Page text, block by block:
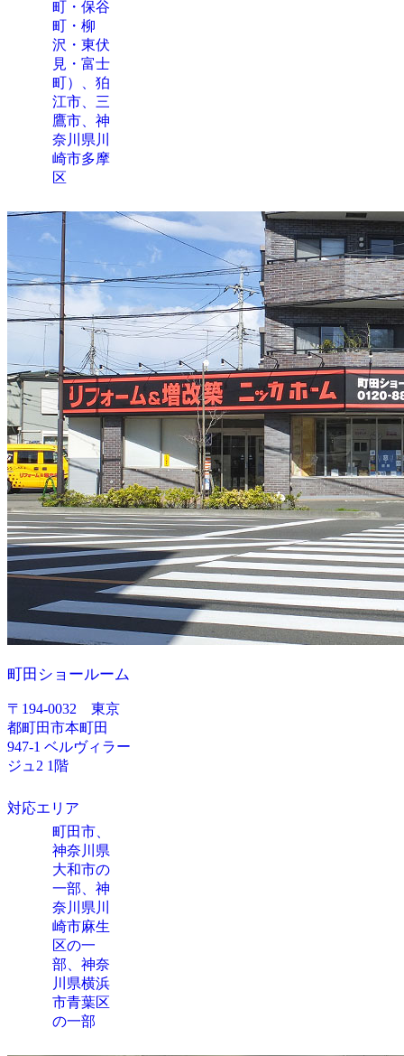
町・保谷
町・柳
沢・東伏
見・富士
町）、狛
江市、三
鷹市、神
奈川県川
崎市多摩
区
町田ショールーム
〒194-0032 東京
都町田市本町田
947-1 ベルヴィラー
ジュ2 1階
対応エリア
町田市、
神奈川県
大和市の
一部、神
奈川県川
崎市麻生
区の一
部、神奈
川県横浜
市青葉区
の一部